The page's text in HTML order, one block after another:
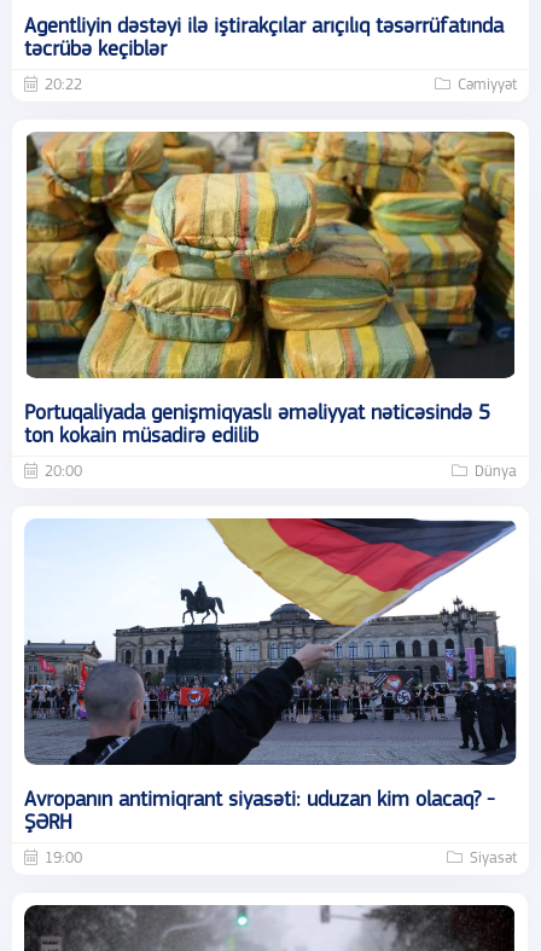
Agentliyin dəstəyi ilə iştirakçılar arıçılıq təsərrüfatında
təcrübə keçiblər
20:22 Cəmiyyət
Portuqaliyada genişmiqyaslı əməliyyat nəticəsində 5
ton kokain müsadirə edilib
20:00 Dünya
Avropanın antimiqrant siyasəti: uduzan kim olacaq? -
ŞƏRH
19:00 Siyasət